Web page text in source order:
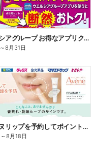
ウエルシアグループ お得なアプリクーポン
～8月31日
アベンヌリップを予約してポイントゲット!
～8月18日